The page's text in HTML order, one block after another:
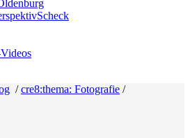
/cre8:thema: Fotografie /